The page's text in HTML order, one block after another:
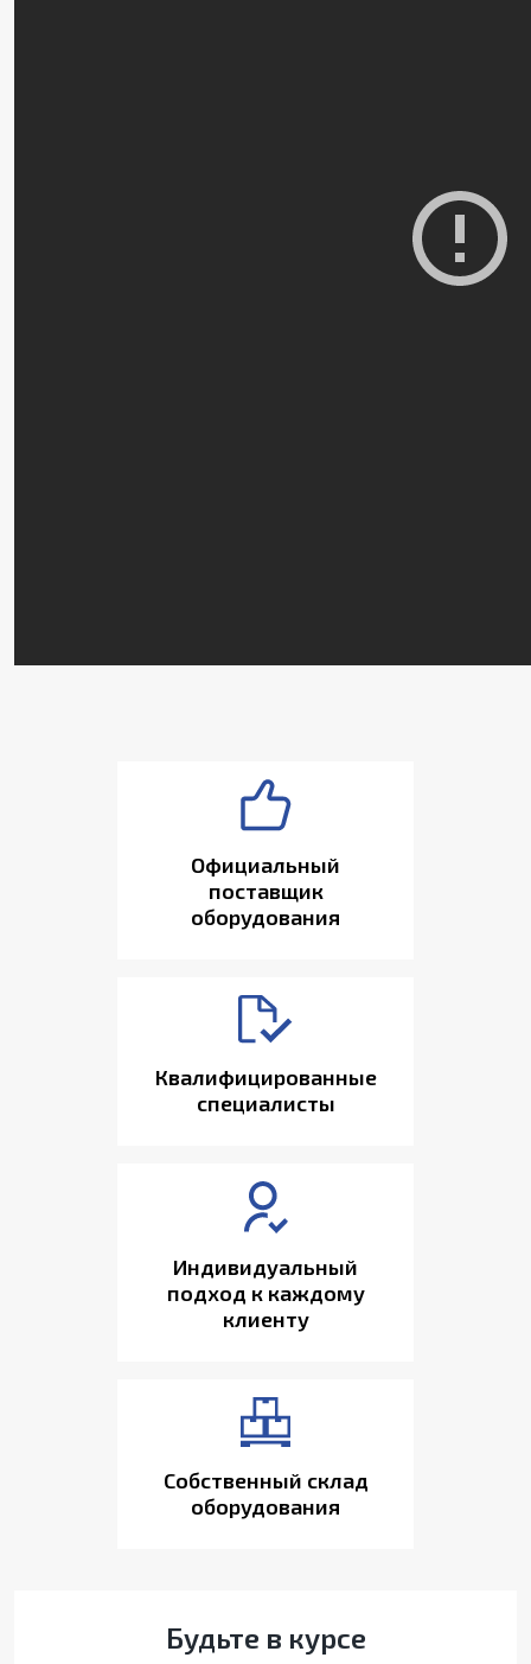
Официальный
поставщик
оборудования
Квалифицированные
специалисты
Индивидуальный
подход к каждому
клиенту
Собственный склад
оборудования
Будьте в курсе